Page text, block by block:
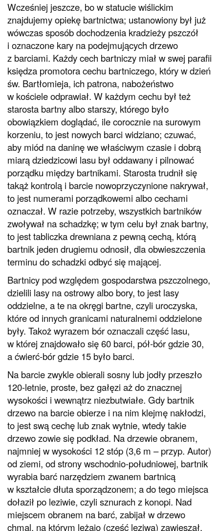
Wcześniej jeszcze, bo w statucie wiślickim
znajdujemy opiekę bartnictwa; ustanowiony był już
wówczas sposób dochodzenia kradzieży pszczół
i oznaczone kary na podejmujących drzewo
z barciami. Każdy cech bartniczy miał w swej parafii
księdza promotora cechu bartniczego, który w dzień
św. Bartłomieja, ich patrona, nabożeństwo
w kościele odprawiał. W każdym cechu był też
starosta bartny albo starszy, którego było
obowiązkiem doglądać, ile corocznie na surowym
korzeniu, to jest nowych barci widziano; czuwać,
aby miód na daninę we właściwym czasie i dobrą
miarą dziedzicowi lasu był oddawany i pilnować
porządku między bartnikami. Starosta trudnił się
takąż kontrolą i barcie nowoprzyczynione nakrywał,
to jest numerami porządkowemi albo cechami
oznaczał. W razie potrzeby, wszystkich bartników
zwoływał na schadzkę; w tym celu był znak bartny,
to jest tabliczka drewniana z pewną cechą, którą
bartnik jeden drugiemu odnosił, dla obwieszczenia
terminu do schadzki odbyć się mającej.
Bartnicy pod względem gospodarstwa pszczolnego,
dzielili lasy na ostrowy albo bory, to jest lasy
oddzielne, a te na okręgi bartne, czyli uroczyska,
które od innych granicami naturalnemi oddzielone
były. Takoż wyrazem bór oznaczali część lasu,
w której znajdowało się 60 barci, pół-bór gdzie 30,
a ćwierć-bór gdzie 15 było barci.
Na barcie zwykle obierali sosny lub jodły przeszło
120-letnie, proste, bez gałęzi aż do znacznej
wysokości i wewnątrz niezbutwiałe. Gdy bartnik
drzewo na barcie obierze i na nim klejmę nakłodzi,
to jest swą cechę lub znak wytnie, wtedy takie
drzewo zowie się podkład. Na drzewie obranem,
najmniej w wysokości 12 stóp (3,6 m – przyp. Autor)
od ziemi, od strony wschodnio-południowej, bartnik
wyrabia barć narzędziem zwanem bartnicą
w kształcie dłuta sporządzonem; a do tego miejsca
dołaził po leziwie, czyli sznurach z konopi. Nad
miejscem obranem na barć, zabijał w drzewo
chmal, na którym leżajo (część leziwa) zawieszał.